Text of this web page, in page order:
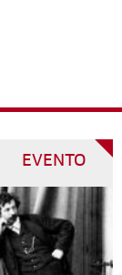
EVENTO